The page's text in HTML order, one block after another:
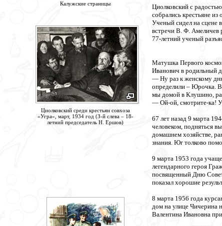
Калужские страницы
Циолковский среди крестьян совхоза
«Угра», март, 1934 год (З-й слева – 18-
летний председатель Н. Ершов)
Циолковский с
собрались крестьяне
Ученый сидел на сцене
встречи В. Ф. Амеличев
77-летний ученый
Матушка Первого
Иванович в родильный
— Ну раз к женскому
определили – Юрочка.
мы домой в Клушино,
— Ой-ой, смотрите-ка!
67 лет назад 9 марта
человеком, подняться
домашнем хозяйстве,
знания. Юг толково
9 марта 1953 года
легендарного героя
посвященный Дню
показал хорошие
8 марта 1956 года
дом на улице Чичерина
Валентина Ивановна